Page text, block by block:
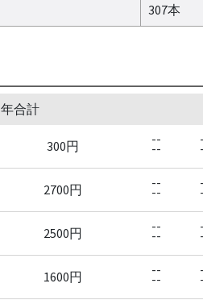
307本
年合計
300円 --
--
2700円 --
--
2500円 --
--
1600円 --
--